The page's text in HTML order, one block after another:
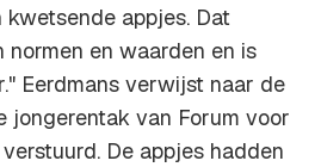
kwetsende appjes. Dat
en waarden en is
Eerdmans verwijst naar de
jongerentak van Forum voor
De appjes hadden